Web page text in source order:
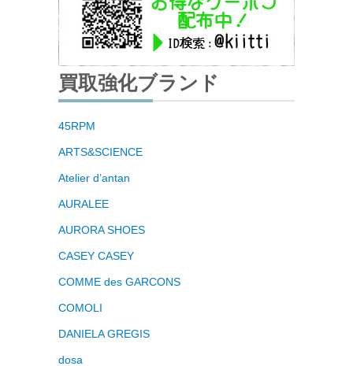
買取強化ブランド
45RPM
ARTS&SCIENCE
Atelier d’antan
AURALEE
AURORA SHOES
CASEY CASEY
COMME des GARCONS
COMOLI
DANIELA GREGIS
dosa